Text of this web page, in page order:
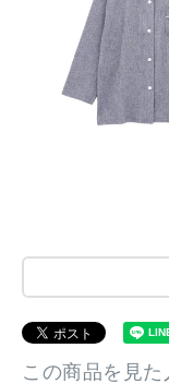
この商品を見